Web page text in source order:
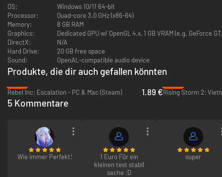
Moderner Sound: OpenAL-Backend mit integriertem Sprach-Chat
(VON)
Integrierter Mod-Manager
aktivieren, sortieren und herunterladen (Bohemias eigener Katalog),
ohne Kommandozeile
Neues Multiplayer-Back-End: moderner Masterserver und
integrierter Serverbrowser (als Ersatz für den eingestellten
GameSpy-Dienst)
Offene Toolchain für Kreative: mitgelieferte Werkzeuge für PBO-
Archive, Modelle, Terrain, Texturen, Sound und Konfiguration, dazu
ein eigenständiger Skript-Evaluator und ein Blender-Import-Addon
Bohemia Interactives Debütspiel, von Codemasters 2001 als Operation
Flashpoint veröffentlicht, wurde zur genredefinierenden militärischen
Gefechtssimulation und zum meistverkauften PC-Spiel der Welt und
gewann zahlreiche internationale Auszeichnungen, darunter "Spiel des
Jahres" und "Bestes Actionspiel". Seit der Veröffentlichung wurden über 2
OS:
Windows 10/11 64-bit
Processor:
Quad-core 3.0 GHz (x86-64)
Memory:
8 GB RAM
Graphics:
Dedicated GPU w/ OpenGL 4.x, 1 GB VRAM (e.g. GeForce
DirectX:
N/A
Hard Drive:
20 GB free space
Sound:
OpenAL-compatible audio device
Produkte, die dir auch gefallen könnten
Rebel Inc: Escalation - PC & Mac (Steam)
1.89 €Rising Storm 2:
5 Kommentare
Wie immer Perfekt!
1 Euro Für ein
kleinen test stabil
sache :D
super